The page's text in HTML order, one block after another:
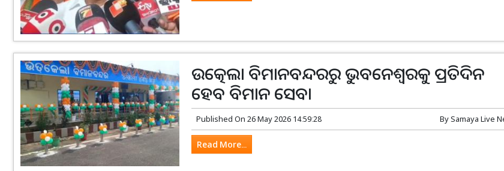
ଉତ୍କେଲା ବିମାନବନ୍ଦରରୁ ଭୁବନେଶ୍ଵରକୁ ପ୍ରତିଦିନ
ହେବ ବିମାନ ସେବା
Published On 26 May 2026 14:59:28 BySamaya Live
Read More...